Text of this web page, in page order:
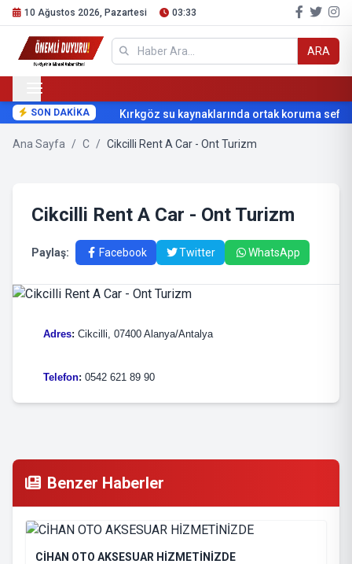
10 Ağustos 2026, Pazartesi 03:33
ARA
SON DAKİKA Kırkgöz su kaynaklarında ortak koruma
Ana Sayfa / C / Cikcilli Rent A Car - Ont Turizm
Cikcilli Rent A Car - Ont Turizm
Paylaş: Facebook Twitter WhatsApp
Adres: Cikcilli, 07400 Alanya/Antalya
Telefon: 0542 621 89 90
Benzer Haberler
CİHAN OTO AKSESUAR HİZMETİNİZDE